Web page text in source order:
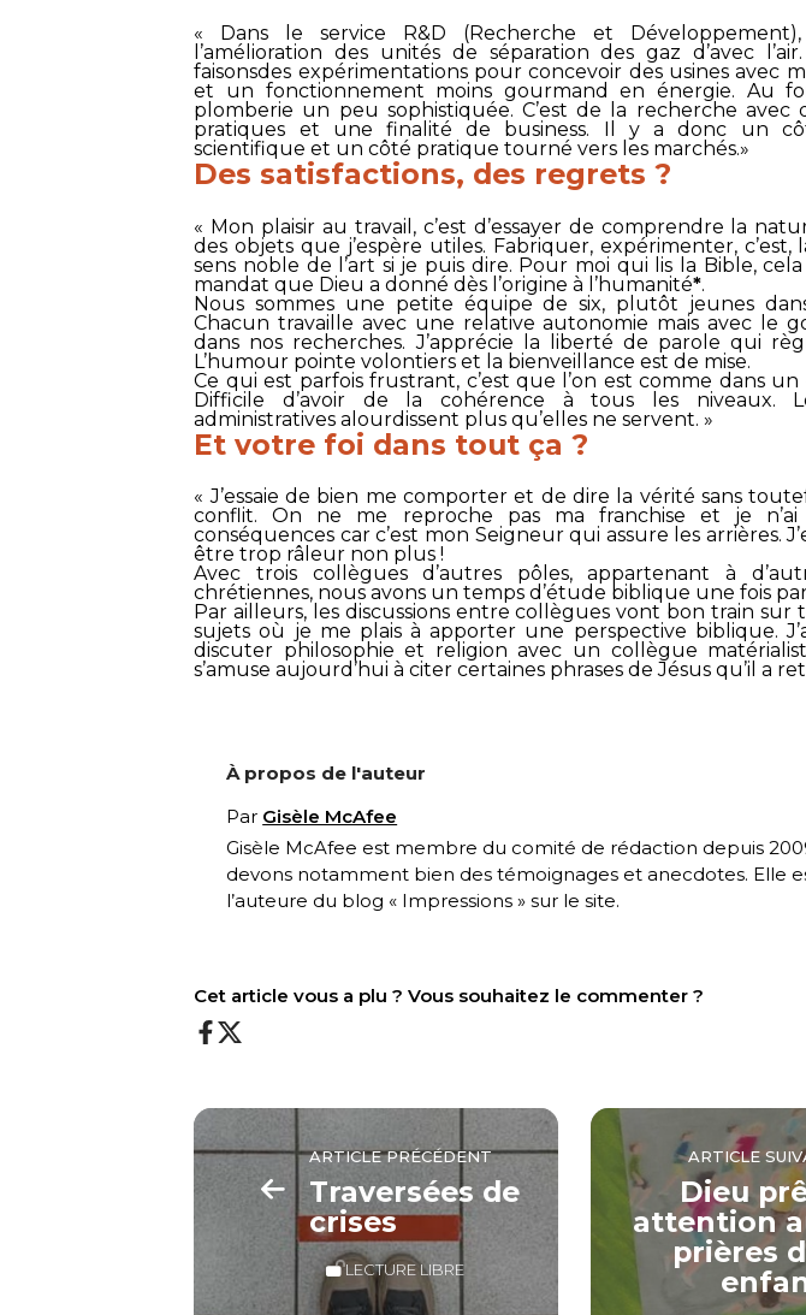
« Dans le service R&D (Recherche et
l’amélioration des unités de séparation des gaz d’avec
faisonsdes expérimentations pour concevoir des usines avec
et un fonctionnement moins gourmand en énergie. Au
plomberie un peu sophistiquée. C’est de la recherche avec
pratiques et une finalité de business. Il y a donc un
scientifique et un côté pratique tourné vers les marchés.»
Des satisfactions, des regrets ?
« Mon plaisir au travail, c’est d’essayer de comprendre la
des objets que j’espère utiles. Fabriquer, expérimenter, c’est,
sens noble de l’art si je puis dire. Pour moi qui lis la Bible, cela
mandat que Dieu a donné dès l’origine à l’humanité*.
Nous sommes une petite équipe de six, plutôt jeunes dans
Chacun travaille avec une relative autonomie mais avec le
dans nos recherches. J’apprécie la liberté de parole qui
L’humour pointe volontiers et la bienveillance est de mise.
Ce qui est parfois frustrant, c’est que l’on est comme dans
Difficile d’avoir de la cohérence à tous les niveaux.
administratives alourdissent plus qu’elles ne servent. »
Et votre foi dans tout ça ?
« J’essaie de bien me comporter et de dire la vérité sans
conflit. On ne me reproche pas ma franchise et je
conséquences car c’est mon Seigneur qui assure les arrières.
être trop râleur non plus !
Avec trois collègues d’autres pôles, appartenant à
chrétiennes, nous avons un temps d’étude biblique une fois
Par ailleurs, les discussions entre collègues vont bon train sur
sujets où je me plais à apporter une perspective biblique.
discuter philosophie et religion avec un collègue
s’amuse aujourd’hui à citer certaines phrases de Jésus qu’il a
À propos de l'auteur
Par Gisèle McAfee
Gisèle McAfee est membre du comité de rédaction depuis
devons notamment bien des témoignages et anecdotes. Elle
l’auteure du blog « Impressions » sur le site.
Cet article vous a plu ? Vous souhaitez le commenter ?
ARTICLE PRÉCÉDENT
Traversées de
crises
LECTURE LIBRE
ARTICLE
Dieu
attention
prières